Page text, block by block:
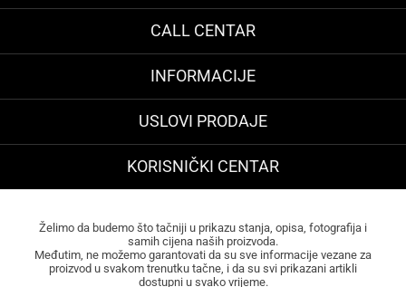
CALL CENTAR
INFORMACIJE
USLOVI PRODAJE
KORISNIČKI CENTAR
Želimo da budemo što tačniji u prikazu stanja, opisa, fotografija i
samih cijena naših proizvoda.
Međutim, ne možemo garantovati da su sve informacije vezane za
proizvod u svakom trenutku tačne, i da su svi prikazani artikli
dostupni u svako vrijeme.